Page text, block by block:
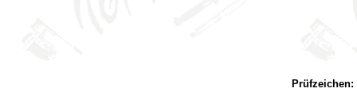
Prüfzeichen: